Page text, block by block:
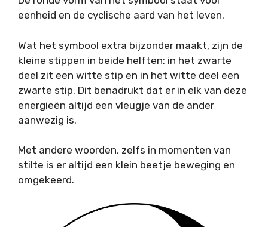
eenheid en de cyclische aard van het leven.
Wat het symbool extra bijzonder maakt, zijn de
kleine stippen in beide helften: in het zwarte
deel zit een witte stip en in het witte deel een
zwarte stip. Dit benadrukt dat er in elk van deze
energieën altijd een vleugje van de ander
aanwezig is.
Met andere woorden, zelfs in momenten van
stilte is er altijd een klein beetje beweging en
omgekeerd.